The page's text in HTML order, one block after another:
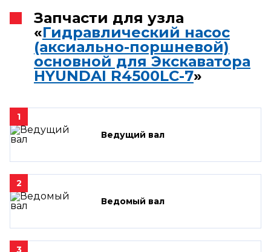
Запчасти для узла
«Гидравлический насос
(аксиально-поршневой)
основной для Экскаватора
HYUNDAI R4500LC-7»
1
Ведущий вал
2
Ведомый вал
3